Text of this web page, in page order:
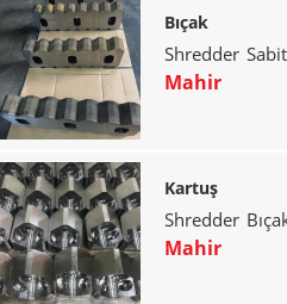
Bıçak
Shredder Sabit
Mahir
Kartuş
Shredder
Mahir